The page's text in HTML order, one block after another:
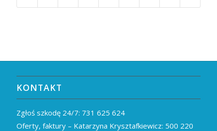
KONTAKT
Zgłoś szkodę 24/7: 731 625 624
Oferty, faktury – Katarzyna Krysztafkiewicz: 500 220